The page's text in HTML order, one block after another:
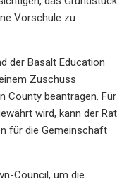
Vorschule zu
der Basalt Education
Zuschuss
County beantragen. Für
wird, kann der Rat
für die Gemeinschaft
Council, um die